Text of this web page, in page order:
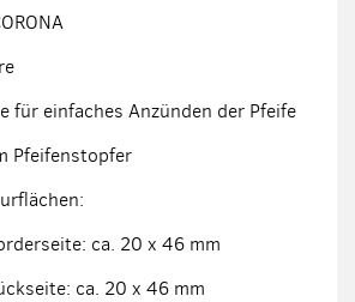
für einfaches Anzünden der Pfeife
Pfeifenstopfer
ca. 20 x 46 mm
ca. 20 x 46 mm